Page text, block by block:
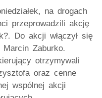
na drogach
przeprowadzili akcję
Do akcji włączył się
Zaburko.
otrzymywali
oraz cenne
wspólnej akcji